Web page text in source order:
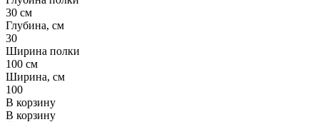
30 см
Глубина, см
30
Ширина полки
100 см
Ширина, см
100
В корзину
В корзину